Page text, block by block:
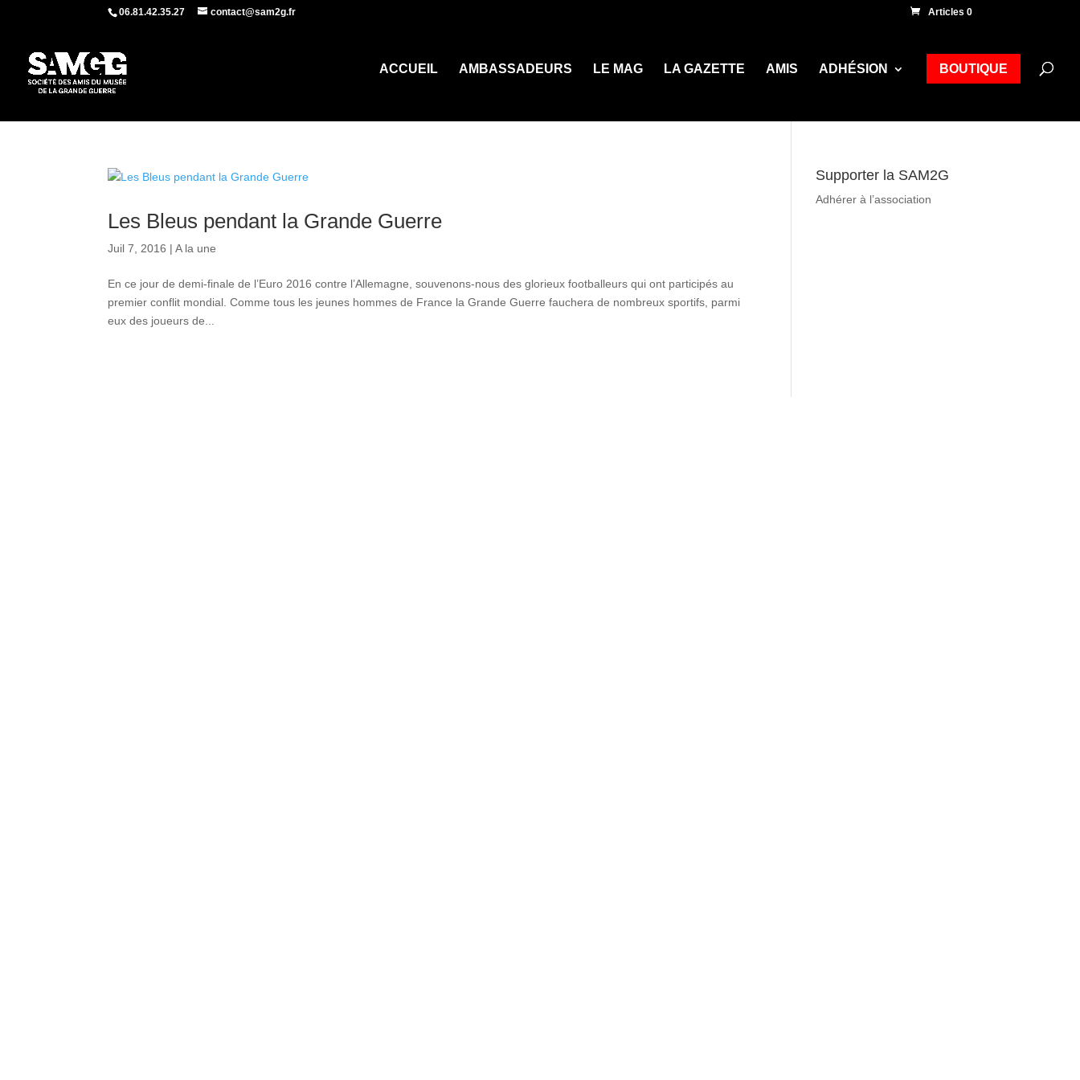
06.81.42.35.27 contact@sam2g.fr Articles 0
ACCUEIL AMBASSADEURS LE MAG LA GAZETTE AMIS ADHÉSION BOUTIQUE
Les Bleus pendant la Grande Guerre
Juil 7, 2016 |A la une
En ce jour de demi-finale de l’Euro 2016 contre l’Allemagne, souvenons-nous des glorieux footballeurs qui ont participés au
premier conflit mondial. Comme tous les jeunes hommes de France la Grande Guerre fauchera de nombreux sportifs, parmi
eux des joueurs de...
Supporter la SAM2G
Adhérer à l’association